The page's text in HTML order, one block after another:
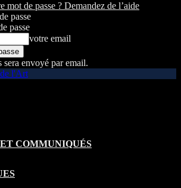
mot de passe ? Demandez de l’aide
passe
passe
votre email
sera envoyé par email.
l'Art
COMMUNIQUÉS